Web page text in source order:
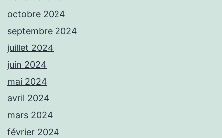
octobre 2024
septembre 2024
juillet 2024
juin 2024
mai 2024
avril 2024
mars 2024
février 2024